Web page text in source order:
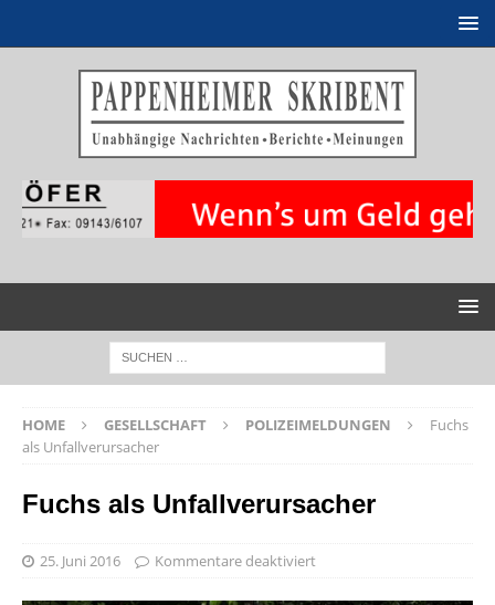
HOME GESELLSCHAFT POLIZEIMELDUNGEN
Fuchs
als Unfallverursacher
Fuchs als Unfallverursacher
25. Juni 2016 Kommentare deaktiviert